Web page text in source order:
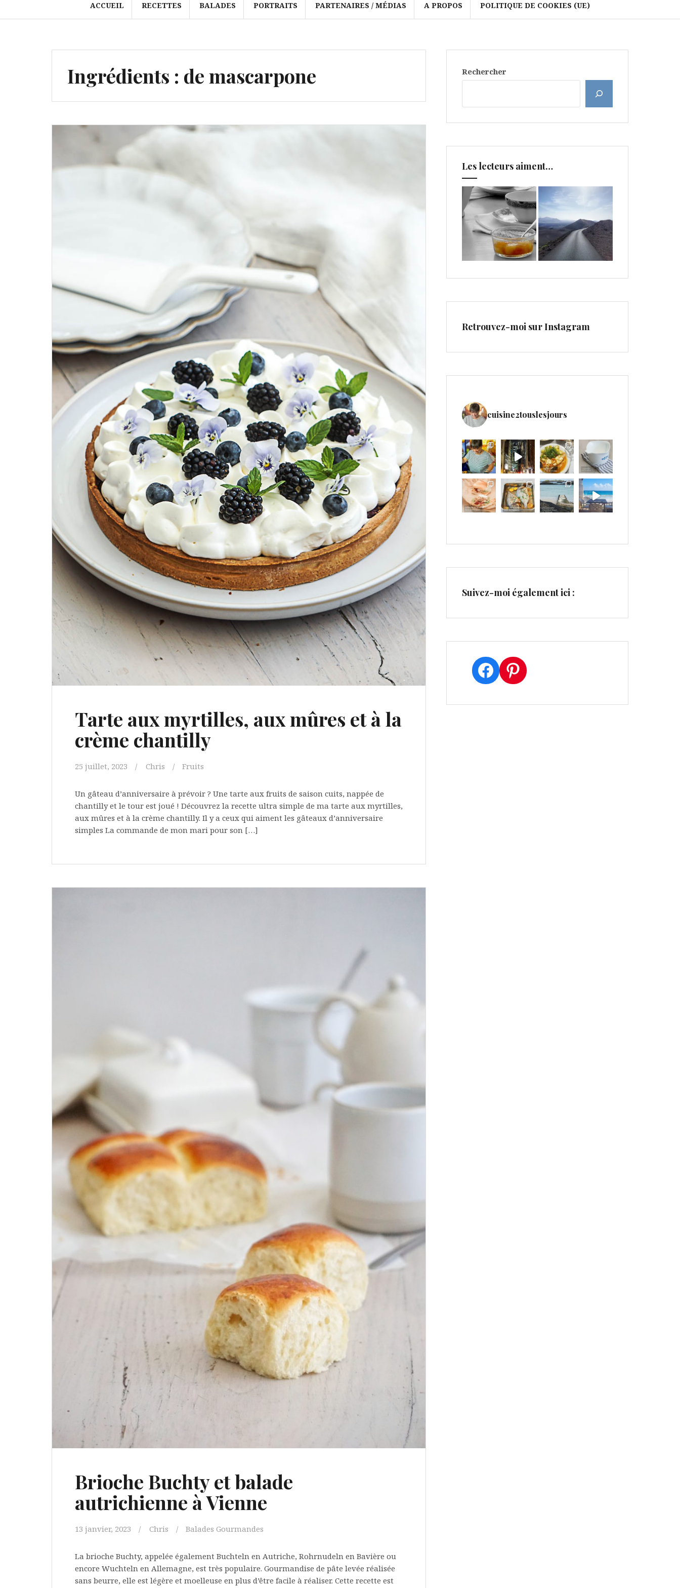
ACCUEIL RECETTES BALADES PORTRAITS PARTENAIRES / MÉDIAS A PROPOS POLITIQUE DE COOKIES (UE)
Ingrédients : de mascarpone
Tarte aux myrtilles, aux mûres et à la
crème chantilly
25 juillet, 2023 Chris Fruits
Un gâteau d’anniversaire à prévoir ? Une tarte aux fruits de saison cuits, nappée de
chantilly et le tour est joué ! Découvrez la recette ultra simple de ma tarte aux myrtilles,
aux mûres et à la crème chantilly. Il y a ceux qui aiment les gâteaux d’anniversaire
simples La commande de mon mari pour son […]
Brioche Buchty et balade
autrichienne à Vienne
13 janvier, 2023 Chris Balades Gourmandes
La brioche Buchty, appelée également Buchteln en Autriche, Rohrnudeln en Bavière ou
encore Wuchteln en Allemagne, est très populaire. Gourmandise de pâte levée réalisée
sans beurre, elle est légère et moelleuse en plus d’être facile à réaliser. Cette recette est
Rechercher
Les lecteurs aiment…
Retrouvez-moi sur Instagram
cuisine2touslesjours
Suivez-moi également ici :
Facebook
Pinterest